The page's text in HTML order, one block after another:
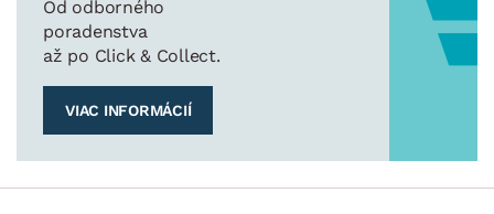
Od odborného
poradenstva
až po Click & Collect.
VIAC INFORMÁCIÍ